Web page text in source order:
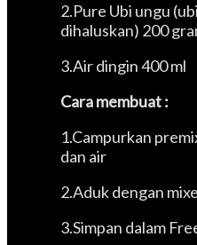
2.Pure Ubi ungu
dihaluskan) 200
3.Air dingin 400 ml
Caramembuat:
1.Campurkan
dan air
2.Aduk dengan
3.Simpan dalam